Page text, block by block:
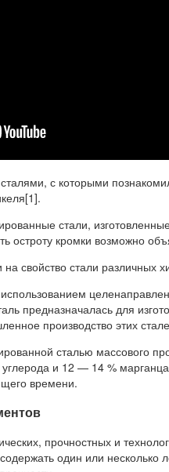
с которыми
стали,
остроту кромки возможно
свойство стали различных
предназначалась для
производство этих
сталью массового
и 12 — 14 %
времени.
прочностных и
один или